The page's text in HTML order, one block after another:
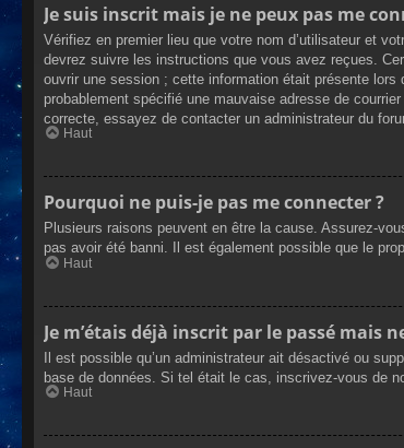
Je suis inscrit mais je ne peux pas me
Vérifiez en premier lieu que votre nom d’utilisateur et
devrez suivre les instructions que vous avez reçues.
ouvrir une session ; cette information était présente
probablement spécifié une mauvaise adresse de
correcte, essayez de contacter un administrateur du
Haut
Pourquoi ne puis-je pas me connecter ?
Plusieurs raisons peuvent en être la cause. Assurez-
pas avoir été banni. Il est également possible que le
Haut
Je m’étais déjà inscrit par le passé mais
Il est possible qu’un administrateur ait désactivé ou
base de données. Si tel était le cas, inscrivez-vous de
Haut